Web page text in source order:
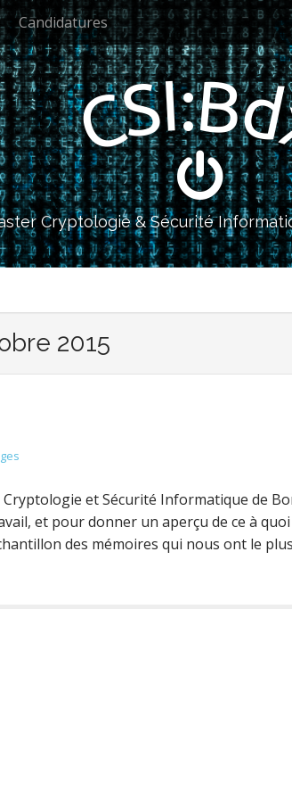
Candidatures
CSI:Bd
Cryptologie & Sécurité
2015
et Sécurité Informatique de
et pour donner un aperçu de ce à
des mémoires qui nous ont le